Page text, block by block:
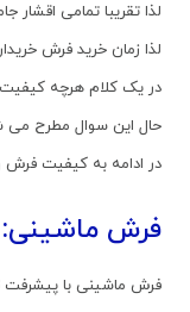
لذا تقریبا تمامی اقشار
لذا زمان خرید فرش
در یک کلام هرچه
حال این سوال مطرح
در ادامه به کیفیت فرش
فرش ماشینی:
فرش ماشینی با پیشرفت